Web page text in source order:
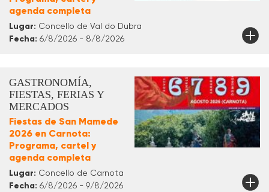
agenda completa
Lugar: Concello de Val do Dubra
Fecha: 6/8/2026 - 8/8/2026
GASTRONOMÍA,
FIESTAS, FERIAS Y
MERCADOS
Fiestas de San Mamede
2026 en Carnota:
Programa, cartel y
agenda completa
Lugar: Concello de Carnota
Fecha: 6/8/2026 - 9/8/2026